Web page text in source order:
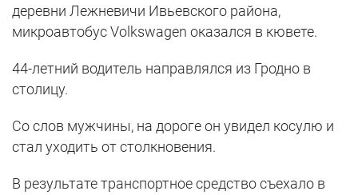
деревни Лежневичи Ивьевского района,
микроавтобус Volkswagen оказался в кювете.
44-летний водитель направлялся из Гродно в
столицу.
Со слов мужчины, на дороге он увидел косулю и
стал уходить от столкновения.
В результате транспортное средство съехало в